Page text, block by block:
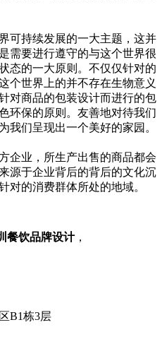
可持续发展的一大主题，这并
需要进行遵守的与这个世界很
态的一大原则。不仅仅针对的
个世界上的并不存在生物意义
对商品的包装设计而进行的包
环保的原则。友善地对待我们
我们呈现出一个美好的家园。
企业，所生产出售的商品都会
源于企业背后的背后的文化沉
对的消费群体所处的地域。
餐饮品牌设计，
B1栋3层